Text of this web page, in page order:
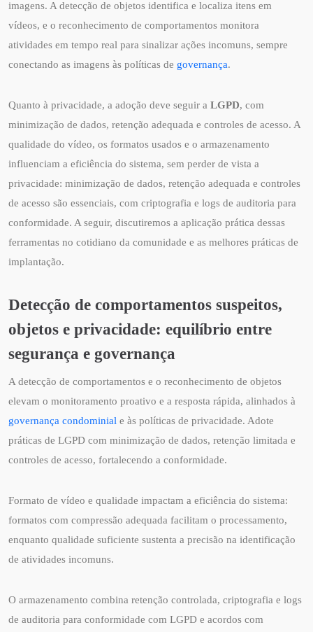
imagens. A detecção de objetos identifica e localiza itens em
vídeos, e o reconhecimento de comportamentos monitora
atividades em tempo real para sinalizar ações incomuns, sempre
conectando as imagens às políticas de governança.
Quanto à privacidade, a adoção deve seguir a LGPD, com
minimização de dados, retenção adequada e controles de acesso. A
qualidade do vídeo, os formatos usados e o armazenamento
influenciam a eficiência do sistema, sem perder de vista a
privacidade: minimização de dados, retenção adequada e controles
de acesso são essenciais, com criptografia e logs de auditoria para
conformidade. A seguir, discutiremos a aplicação prática dessas
ferramentas no cotidiano da comunidade e as melhores práticas de
implantação.
Detecção de comportamentos suspeitos,
objetos e privacidade: equilíbrio entre
segurança e governança
A detecção de comportamentos e o reconhecimento de objetos
elevam o monitoramento proativo e a resposta rápida, alinhados à
governança condominial e às políticas de privacidade. Adote
práticas de LGPD com minimização de dados, retenção limitada e
controles de acesso, fortalecendo a conformidade.
Formato de vídeo e qualidade impactam a eficiência do sistema:
formatos com compressão adequada facilitam o processamento,
enquanto qualidade suficiente sustenta a precisão na identificação
de atividades incomuns.
O armazenamento combina retenção controlada, criptografia e logs
de auditoria para conformidade com LGPD e acordos com